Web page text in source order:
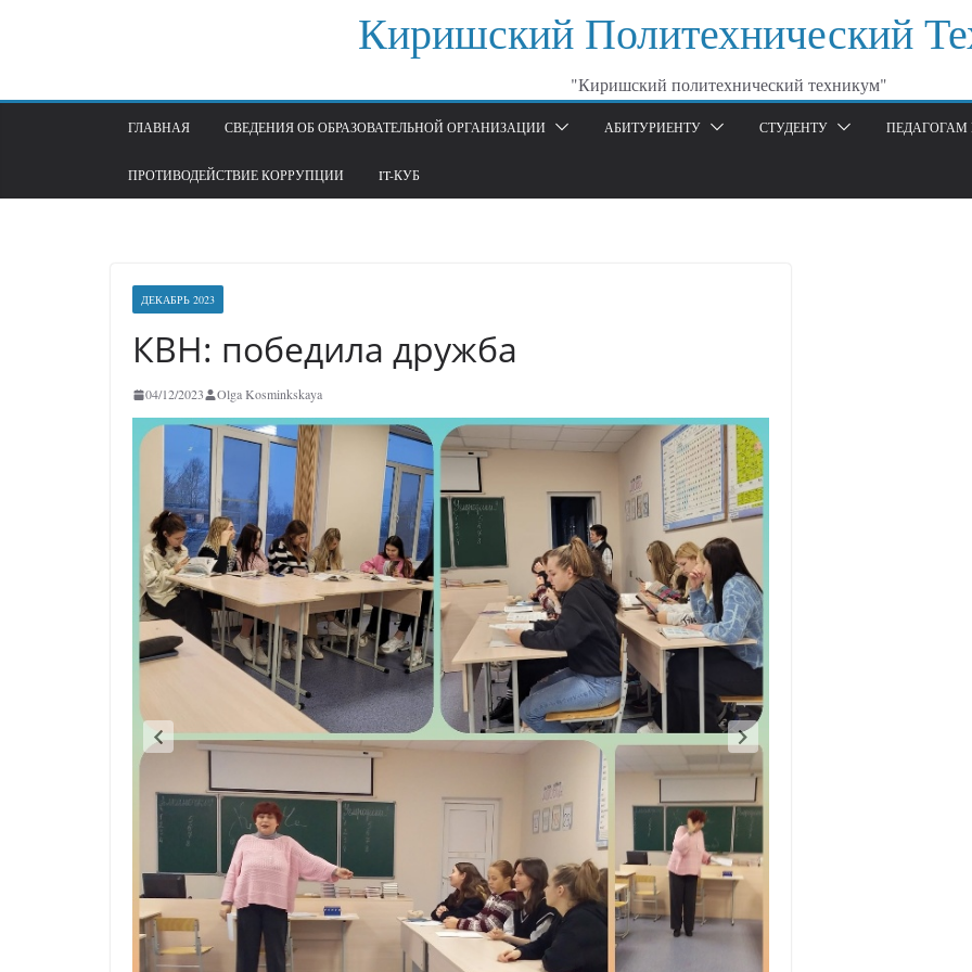
Киришский Политехнический
"Киришский политехнический техникум"
ГЛАВНАЯ СВЕДЕНИЯ ОБ ОБРАЗОВАТЕЛЬНОЙ ОРГАНИЗАЦИИ АБИТУРИЕНТУ СТУДЕНТУ ПЕДАГОГАМ
ПРОТИВОДЕЙСТВИЕ КОРРУПЦИИ IT-КУБ
ДЕКАБРЬ 2023
КВН: победила дружба
04/12/2023 Olga Kosminkskaya